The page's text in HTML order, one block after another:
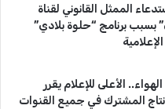
الممثل القانوني لقناة
بسبب برنامج “حلوة بلادي”
الأعلى للإعلام يقرر
المشترك في جميع القنوات